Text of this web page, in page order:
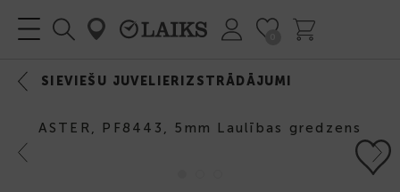
SIEVIEŠU JUVELIERIZSTRĀDĀJUMI
ASTER, PF8443, 5mm Laulības gredzens
Previous Next